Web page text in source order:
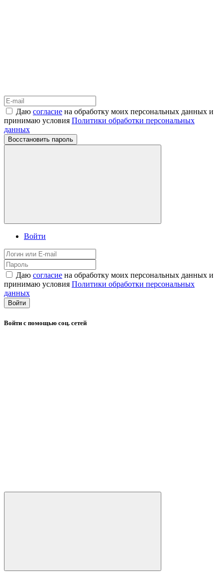
Даю согласие на обработку моих персональных данных и
принимаю условия Политики обработки персональных
данных
Восстановить пароль
Войти
Даю согласие на обработку моих персональных данных и
принимаю условия Политики обработки персональных
данных
Войти
Войти с помощью соц. сетей